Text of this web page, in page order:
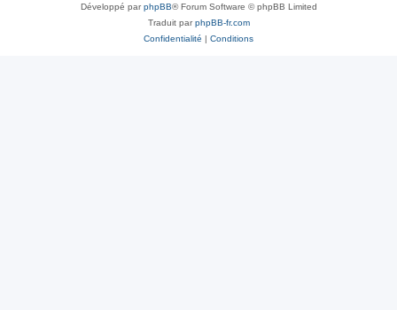
Développé parphpBB® Forum Software © phpBB Limited
Traduit parphpBB-fr.com
Confidentialité | Conditions